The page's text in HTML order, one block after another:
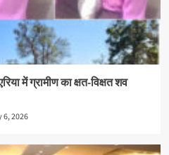
में ग्रामीण का क्षत-विक्षत शव
2026